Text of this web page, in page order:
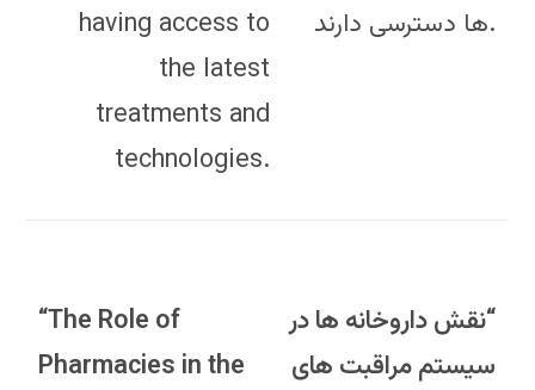
having access to
the latest
treatments and
technologies.
ها دسترسی دارند.
“The Role of
Pharmacies in the
“نقش داروخانه ها در
سیستم مراقبت های